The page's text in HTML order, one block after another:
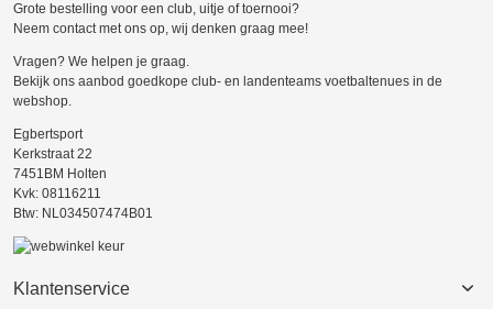
Grote bestelling voor een club, uitje of toernooi?
Neem contact met ons op, wij denken graag mee!
Vragen? We helpen je graag.
Bekijk ons aanbod goedkope club- en landenteams voetbaltenues in de
webshop.
Egbertsport
Kerkstraat 22
7451BM Holten
Kvk: 08116211
Btw: NL034507474B01
Klantenservice